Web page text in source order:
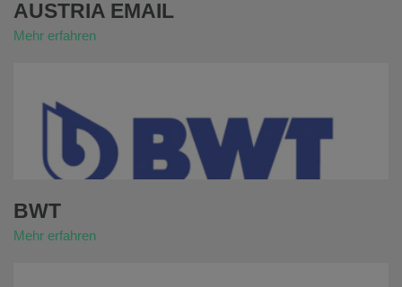
AUSTRIA EMAIL
Mehr erfahren
BWT
Mehr erfahren